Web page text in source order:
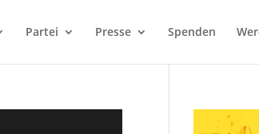
Partei Presse Spenden